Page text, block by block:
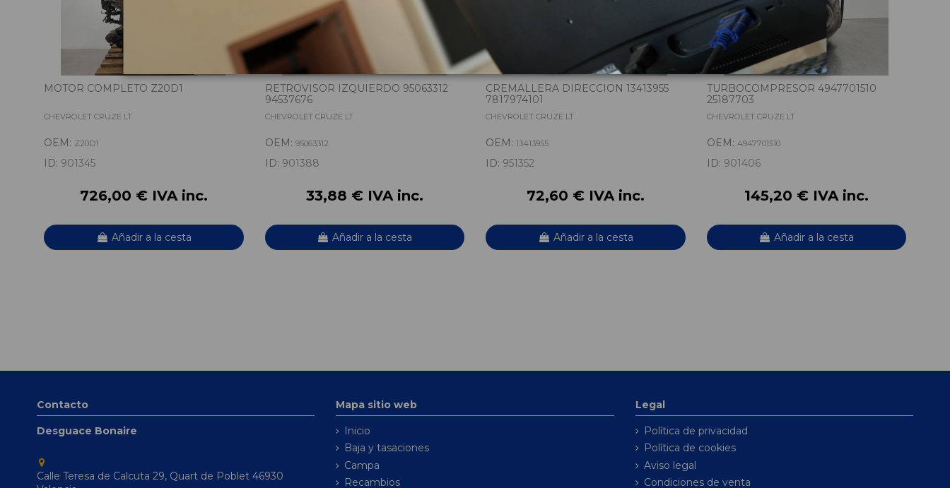
MOTOR COMPLETO Z20D1
CHEVROLET CRUZE LT
OEM: Z20D1
ID: 901345
726,00 € IVA inc.
Añadir a la cesta
RETROVISOR IZQUIERDO 95063312
94537676
CHEVROLET CRUZE LT
OEM: 95063312
ID: 901388
33,88 € IVA inc.
Añadir a la cesta
CREMALLERA DIRECCION 13413955
7817974101
CHEVROLET CRUZE LT
OEM: 13413955
ID: 951352
72,60 € IVA inc.
Añadir a la cesta
TURBOCOMPRESOR 4947701510
25187703
CHEVROLET CRUZE LT
OEM: 4947701510
ID: 901406
145,20 € IVA inc.
Añadir a la cesta
Contacto
Desguace Bonaire
Calle Teresa de Calcuta 29, Quart de Poblet 46930
Mapa sitio web
Inicio
Baja y tasaciones
Campa
Recambios
Legal
Política de privacidad
Política de cookies
Aviso legal
Condiciones de venta